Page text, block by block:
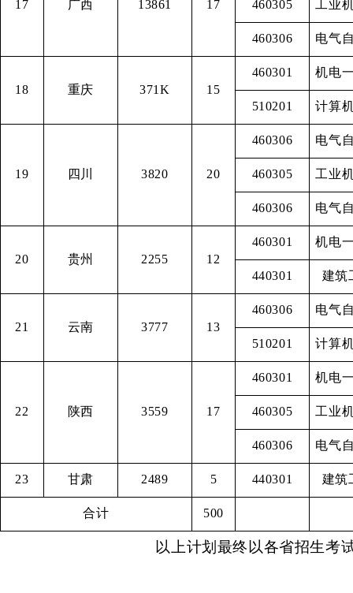
17 广西 13861 17 460305 工业
460306 电气
18 重庆 371K 15
460301 机电
510201 计算
19 四川 3820 20
460306 电气
460305 工业
460306 电气
20 贵州 2255 12
460301 机电
440301 建筑
21 云南 3777 13
460306 电气
510201 计算
22 陕西 3559 17
460301 机电
460305 工业
460306 电气
23 甘肃 2489 5 440301 建筑
合计 500
以上计划最终以各省招生考